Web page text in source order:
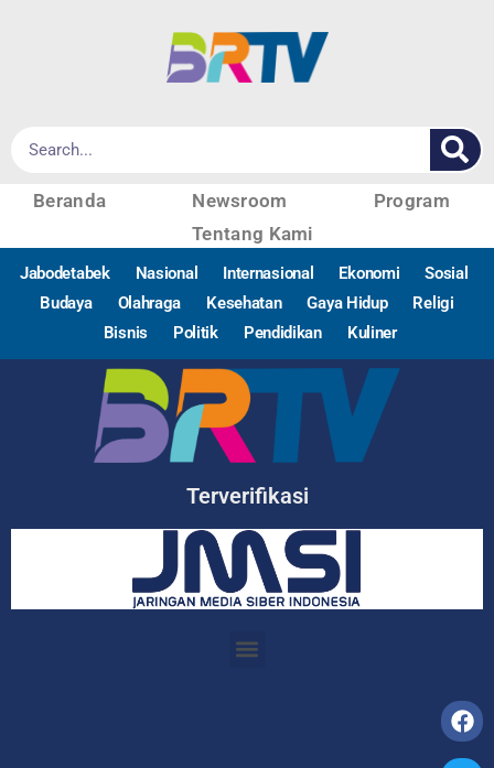
Beranda Newsroom
Program
Tentang Kami
Jabodetabek Nasional Internasional Ekonomi
Sosial
Budaya
Olahraga Kesehatan Gaya Hidup
Religi
Bisnis
Politik Pendidikan Kuliner
Terverifikasi